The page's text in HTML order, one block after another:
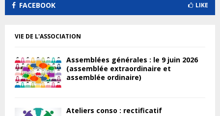
FACEBOOK LIKE
VIE DE L'ASSOCIATION
Assemblées générales : le 9 juin 2026
(assemblée extraordinaire et
assemblée ordinaire)
Ateliers conso : rectificatif